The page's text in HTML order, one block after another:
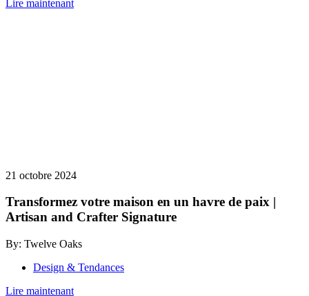
Lire maintenant
21 octobre 2024
Transformez votre maison en un havre de paix |
Artisan and Crafter Signature
By: Twelve Oaks
Design & Tendances
Lire maintenant